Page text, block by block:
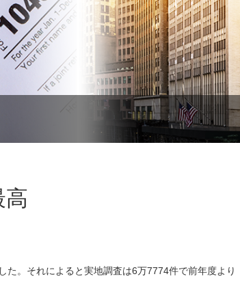
高
。それによると実地調査は6万7774件で前年度より